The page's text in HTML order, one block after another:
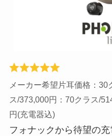
メーカー希望片耳価格：
ス/373,000円：70クラス/
円(充電器込)
フォナックから待望の